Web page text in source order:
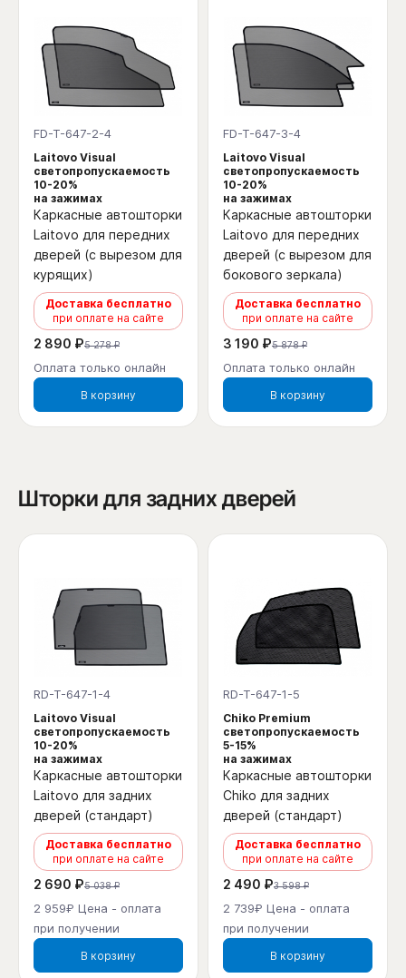
FD-T-647-2-4
Laitovo Visual
светопропускаемость
10-20%
на зажимах
Каркасные автошторки
Laitovo для передних
дверей (с вырезом для
курящих)
Доставка бесплатно
при оплате на сайте
2 890 ₽5 278 ₽
Оплата только онлайн
В корзину
FD-T-647-3-4
Laitovo Visual
светопропускаемость
10-20%
на зажимах
Каркасные автошторки
Laitovo для передних
дверей (с вырезом для
бокового зеркала)
Доставка бесплатно
при оплате на сайте
3 190 ₽5 878 ₽
Оплата только онлайн
В корзину
Шторки для задних дверей
RD-T-647-1-4
Laitovo Visual
светопропускаемость
10-20%
на зажимах
Каркасные автошторки
Laitovo для задних
дверей (стандарт)
Доставка бесплатно
при оплате на сайте
2 690 ₽5 038 ₽
2 959₽ Цена - оплата
при получении
В корзину
RD-T-647-1-5
Chiko Premium
светопропускаемость
5-15%
на зажимах
Каркасные автошторки
Chiko для задних
дверей (стандарт)
Доставка бесплатно
при оплате на сайте
2 490 ₽3 598 ₽
2 739₽ Цена - оплата
при получении
В корзину